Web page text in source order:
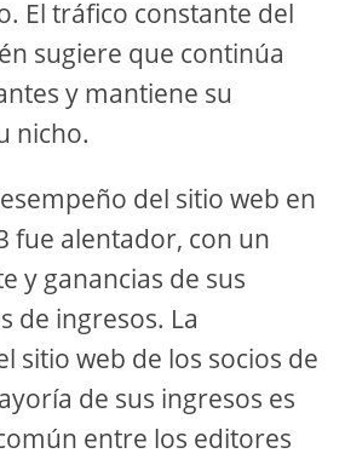
El tráfico constante del
sugiere que continúa
y mantiene su
nicho.
del sitio web en
fue alentador, con un
y ganancias de sus
de ingresos. La
sitio web de los socios de
de sus ingresos es
entre los editores